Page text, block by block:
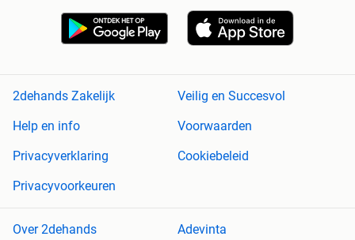
2dehands Zakelijk
Veilig en Succesvol
Help en info
Voorwaarden
Privacyverklaring
Cookiebeleid
Privacyvoorkeuren
Over 2dehands Adevinta